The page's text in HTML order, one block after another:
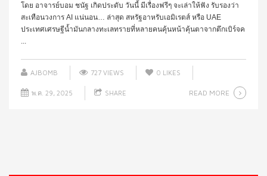
โดย อาจารย์บอม ชนัฐ เกิดประดับ วันนี้ มีเรื่องฟรีๆ จะเล่าให้ฟัง รับรองว่า
สะเทือนวงการ AI แน่นอน… ล่าสุด สหรัฐอาหรับเอมิเรตส์ หรือ UAE
ประเทศเศรษฐีน้ำมันกลางทะเลทรายที่หลายคนคุ้นหน้าคุ้นตาจากตึกเบิร์จค
AJBOMB 727 VIEWS 0 LIKES
พ.ค. 29, 2025 SHARE READ MORE